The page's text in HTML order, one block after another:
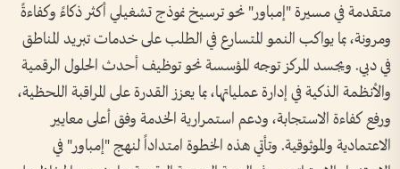
متقدمة في مسيرة "إمباور" نحو ترسيخ نموذج تشغيلي أكثر ذكاءً وكفاءةً
ومرونة، بما يواكب النمو المتسارع في الطلب على خدمات تبريد المناطق
في دبي. ويجسد المركز توجه المؤسسة نحو توظيف أحدث الحلول الرقمية
والأنظمة الذكية في إدارة عملياتها، بما يعزز القدرة على المراقبة اللحظية،
ورفع كفاءة الاستجابة، ودعم استمرارية الخدمة وفق أعلى معايير
الاعتمادية والموثوقية. وتأتي هذه الخطوة امتداداً لنهج "إمباور" في